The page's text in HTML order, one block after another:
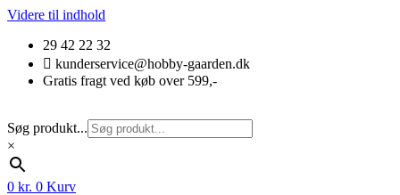
Videre til indhold
29 42 22 32
kunderservice@hobby-gaarden.dk
Gratis fragt ved køb over 599,-
Søg produkt...
×
0 kr. 0 Kurv